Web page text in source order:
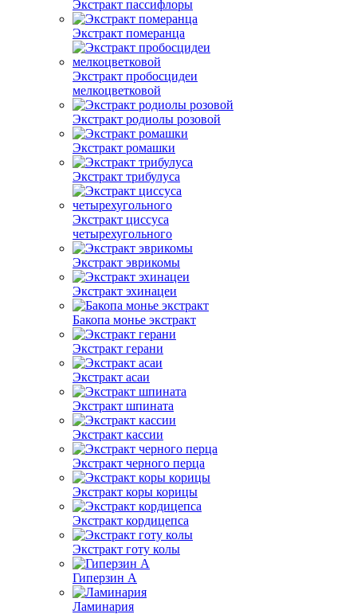
Экстракт пассифлоры
Экстракт померанца
Экстракт пробосцидеи
мелкоцветковой
Экстракт родиолы розовой
Экстракт ромашки
Экстракт трибулуса
Экстракт циссуса
четырехугольного
Экстракт эврикомы
Экстракт эхинацеи
Бакопа монье экстракт
Экстракт герани
Экстракт асаи
Экстракт шпината
Экстракт кассии
Экстракт черного перца
Экстракт коры корицы
Экстракт кордицепса
Экстракт готу колы
Гиперзин А
Ламинария